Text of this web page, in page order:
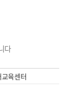
다
육센터